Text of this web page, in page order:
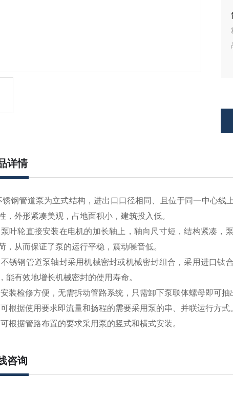
详情
锈钢管道泵为立式结构，进出口口径相同、且位于同一中心线
，外形紧凑美观，占地面积小，建筑投入低。
泵叶轮直接安装在电机的加长轴上，轴向尺寸短，结构紧凑，
，从而保证了泵的运行平稳，震动噪音低。
不锈钢管道泵轴封采用机械密封或机械密封组合，采用进口钛
能有效地增长机械密封的使用寿命。
安装检修方便，无需拆动管路系统，只需卸下泵联体螺母即可抽
根据使用要求即流量和扬程的需要采用泵的串、并联运行方式。
可根据管路布置的要求采用泵的竖式和横式安装。
咨询